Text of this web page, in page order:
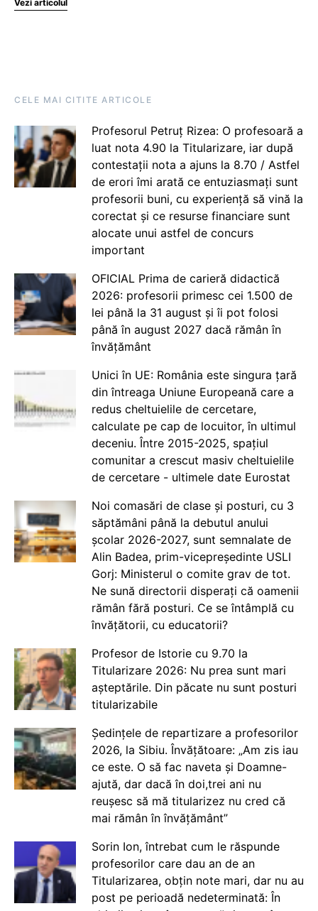
Vezi articolul
CELE MAI CITITE ARTICOLE
Profesorul Petruț Rizea: O profesoară a
luat nota 4.90 la Titularizare, iar după
contestații nota a ajuns la 8.70 / Astfel
de erori îmi arată ce entuziasmați sunt
profesorii buni, cu experiență să vină la
corectat și ce resurse financiare sunt
alocate unui astfel de concurs
important
OFICIAL Prima de carieră didactică
2026: profesorii primesc cei 1.500 de
lei până la 31 august și îi pot folosi
până în august 2027 dacă rămân în
învățământ
Unici în UE: România este singura țară
din întreaga Uniune Europeană care a
redus cheltuielile de cercetare,
calculate pe cap de locuitor, în ultimul
deceniu. Între 2015-2025, spațiul
comunitar a crescut masiv cheltuielile
de cercetare - ultimele date Eurostat
Noi comasări de clase și posturi, cu 3
săptămâni până la debutul anului
școlar 2026-2027, sunt semnalate de
Alin Badea, prim-vicepreședinte USLI
Gorj: Ministerul o comite grav de tot.
Ne sună directorii disperați că oamenii
rămân fără posturi. Ce se întâmplă cu
învățătorii, cu educatorii?
Profesor de Istorie cu 9.70 la
Titularizare 2026: Nu prea sunt mari
așteptările. Din păcate nu sunt posturi
titularizabile
Ședințele de repartizare a profesorilor
2026, la Sibiu. Învățătoare: „Am zis iau
ce este. O să fac naveta și Doamne-
ajută, dar dacă în doi,trei ani nu
reușesc să mă titularizez nu cred că
mai rămân în învățământ”
Sorin Ion, întrebat cum le răspunde
profesorilor care dau an de an
Titularizarea, obțin note mari, dar nu au
post pe perioadă nedeterminată: În